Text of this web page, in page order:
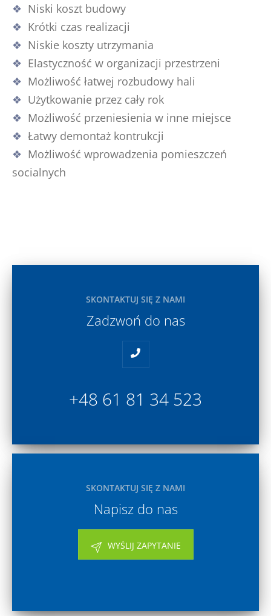
Niski koszt budowy
Krótki czas realizacji
Niskie koszty utrzymania
Elastyczność w organizacji przestrzeni
Możliwość łatwej rozbudowy hali
Użytkowanie przez cały rok
Możliwość przeniesienia w inne miejsce
Łatwy demontaż kontrukcji
Możliwość wprowadzenia pomieszczeń
socialnych
SKONTAKTUJ SIĘ Z NAMI
Zadzwoń do nas
+48 61 81 34 523
SKONTAKTUJ SIĘ Z NAMI
Napisz do nas
WYŚLIJ ZAPYTANIE